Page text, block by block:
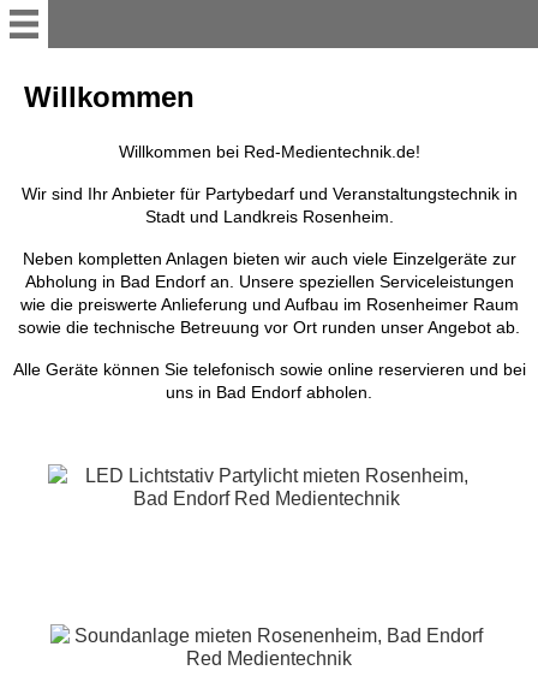
Service
Willkommen
Online-Mietanfrage
Abholstation
Angebote Anlagen
Willkommen
Willkommen bei Red-Medientechnik.de!
Wir sind Ihr Anbieter für Partybedarf und Veranstaltungstechnik in
Stadt und Landkreis Rosenheim.
Neben kompletten Anlagen bieten wir auch viele Einzelgeräte zur
Abholung in Bad Endorf an. Unsere speziellen Serviceleistungen
wie die preiswerte Anlieferung und Aufbau im Rosenheimer Raum
sowie die technische Betreuung vor Ort runden unser Angebot ab.
Alle Geräte können Sie telefonisch sowie online reservieren und bei
uns in Bad Endorf abholen.